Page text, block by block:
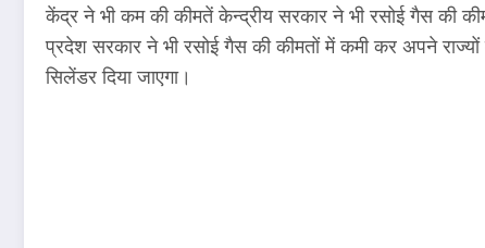
केंद्र ने भी कम की कीमतें केन्द्रीय सरकार ने भी रसोई गैस की
प्रदेश सरकार ने भी रसोई गैस की कीमतों में कमी कर अपने
सिलेंडर दिया जाएगा।